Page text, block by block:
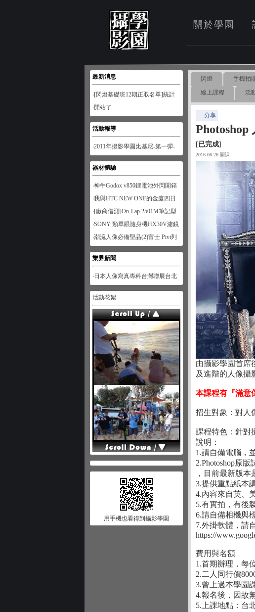
關於學園
最新消息
‧[閃燈基礎班12期正取名單]統計
至1月28日
‧開站了
活動報導
‧2011年攝影學園比基尼-第一彈-
南寮風情
器材體驗
‧神牛Godox v850鋰電池外閃開箱
‧我與HTC NEW ONE的金廈四日
遊
‧[廠商借測]On-Lap 2501M筆記型
螢幕開箱試用
‧SONY 類單眼隨身機HX30V濾鏡
功能體驗-人像篇
‧潮流人像必備聖品(2)富士 Pivi列
印機
業界新聞
‧日本人像寫真專科台灣聯展台北
展
活動花絮
用手機也看得到攝影學園
閃燈 手機拍
線上課程
活
分享
Photoshop
[已完成]
2016-06-26 開課
由攝影學園首席
及進階的人像攝
本課程有『滿意
招生對象：對人
課程特色：針對
說明：
1.請自備電腦，
2.Photoshop原版
，目前最新版本
3.提供重點紙本
4.內容來自英、
5.有實拍，有後
6.請自備相機與
7.外掛軟體，請
https://
費用與名額
1.首期辦理，每
2.二人同行價
3.曾上過本學園
4.報名後，因故
5.上課地點：台